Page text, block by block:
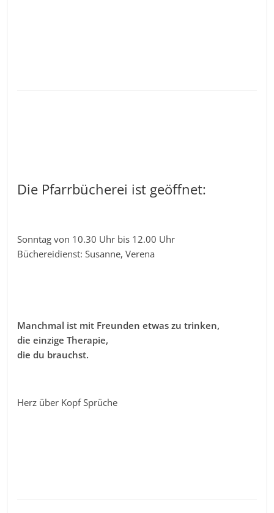
Die Pfarrbücherei ist geöffnet:
Sonntag von 10.30 Uhr bis 12.00 Uhr
Büchereidienst: Susanne, Verena
Manchmal ist mit Freunden etwas zu trinken,
die einzige Therapie,
die du brauchst.
Herz über Kopf Sprüche